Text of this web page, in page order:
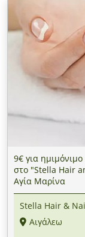
9€ για
στο "Stella Hair
Αγία Μαρίνα
Stella Hair &
Αιγάλεω